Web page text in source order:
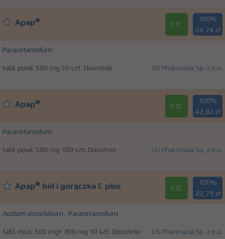
Apap® OTC
100%
24,74 zł
Paracetamolum
tabl. powl. 500 mg 50 szt. Doustnie US Pharmacia Sp. z o.o.
Apap® OTC
100%
42,82 zł
Paracetamolum
tabl. powl. 500 mg 100 szt. Doustnie US Pharmacia Sp. z o.o.
Apap® ból i gorączka C plus OTC
100%
22,79 zł
Acidum ascorbicum , Paracetamolum
tabl. mus. 500 mg+ 300 mg 10 szt. Doustnie US Pharmacia Sp. z o.o.